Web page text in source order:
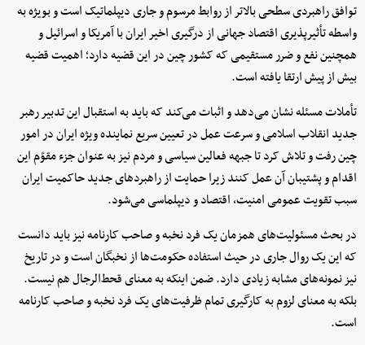
توافق راهبردی سطحی بالاتر از روابط مرسوم و جاری دیپلماتیک است و بویژه به
واسطه تأثیرپذیری اقتصاد جهانی از درگیری اخیر ایران با آمریکا و اسرائیل و
همچنین نفع و ضرر مستقیمی که کشور چین در این قضیه دارد؛ اهمیت قضیه
بیش از پیش ارتقا یافته است.
تأملات مسئله نشان می‌دهد و اثبات می‌کند که باید به استقبال این تدبیر رهبر
جدید انقلاب اسلامی و سرعت عمل در تعیین سریع نماینده ویژه ایران در امور
چین رفت و تلاش کرد تا جبهه فعالین سیاسی و مردم نیز به عنوان جزء مقوّم این
اقدام و پشتیبان آن عمل کنند زیرا حمایت از راهبردهای جدید حاکمیت ایران
سبب تقویت عمومی امنیت، اقتصاد و دیپلماسی می‌شود.
در بحث مسئولیت‌های همزمان یک فرد نخبه و صاحب کارنامه نیز باید دانست
که این یک روال جاری در حیث استفاده حکومت‌ها از نخبگان است و در تاریخ
نیز نمونه‌های مشابه زیادی دارد. ضمن اینکه به معنای قحط‌الرجال هم نیست.
بلکه به معنای لزوم به کارگیری تمام ظرفیت‌های یک فرد نخبه و صاحب کارنامه
است.